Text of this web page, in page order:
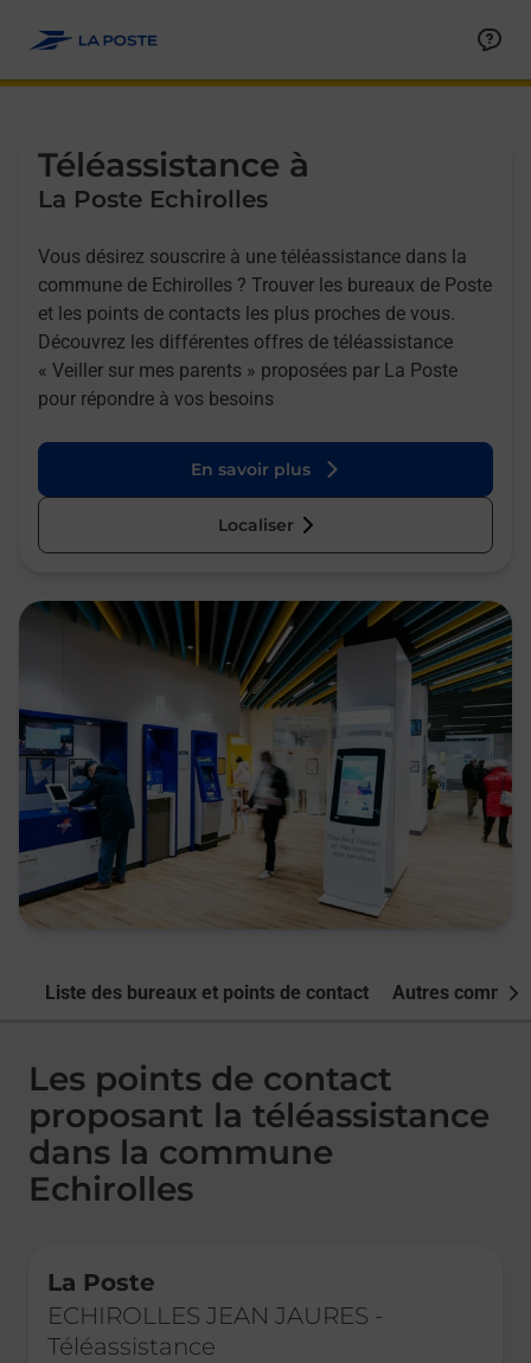
Téléassistance à
La Poste Echirolles
Vous désirez souscrire à une téléassistance dans la
commune de Echirolles ? Trouver les bureaux de Poste
et les points de contacts les plus proches de vous.
Découvrez les différentes offres de téléassistance
« Veiller sur mes parents » proposées par La Poste
pour répondre à vos besoins
En savoir plus
Localiser
Liste des bureaux et points de contact Autres
Les points de contact
proposant la téléassistance
dans la commune
Echirolles
La Poste
ECHIROLLES JEAN JAURES -
Téléassistance